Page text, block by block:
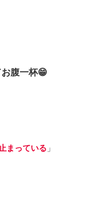
腹一杯😁
まっている 」